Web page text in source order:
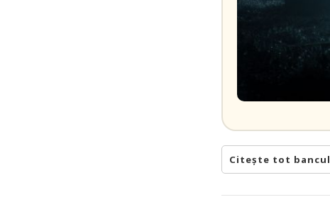
Citește tot bancul